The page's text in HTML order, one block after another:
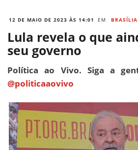
12 DE MAIO DE 2023 ÀS 14:01 EM BRASÍLIA
Lula revela o que
seu governo
Política ao Vivo. Siga a
@politicaaovivo